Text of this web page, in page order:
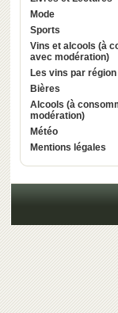
Mode
Sports
Vins et alcools (à
avec modération)
Les vins par région
Bières
Alcools (à
modération)
Météo
Mentions légales